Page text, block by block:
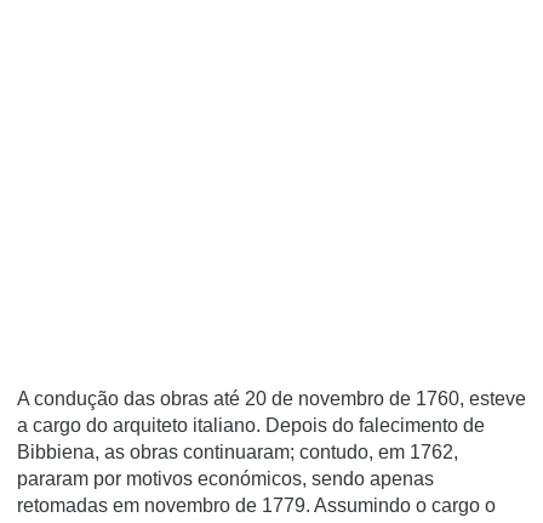
A condução das obras até 20 de novembro de 1760, esteve
a cargo do arquiteto italiano. Depois do falecimento de
Bibbiena, as obras continuaram; contudo, em 1762,
pararam por motivos económicos, sendo apenas
retomadas em novembro de 1779. Assumindo o cargo o